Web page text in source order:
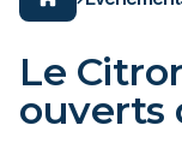
Espace
Carrière
générale
Cégep
avez-vous pensé à
et locaux?
pratiques
dont vous avez
Le
ouverts